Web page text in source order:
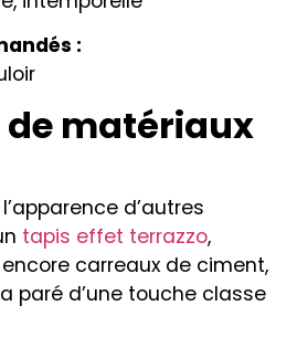
:
matériaux
d’autres
tapis effet terrazzo,
carreaux de ciment,
paré d’une touche classe